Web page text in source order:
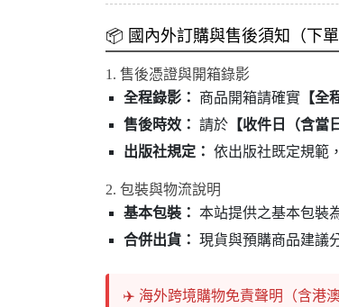
📦 國內外訂購與售後須知（下單
1. 售後憑證與開箱錄影
全程錄影：
商品開箱請確實 【全
售後時效： 請於 【收件日（含當
出版社規定： 依出版社既定規範
2. 包裝與物流說明
基本包裝： 本站提供之基本包裝
合併出貨： 現貨與預購商品建議
✈️ 海外跨境購物免責聲明（含港